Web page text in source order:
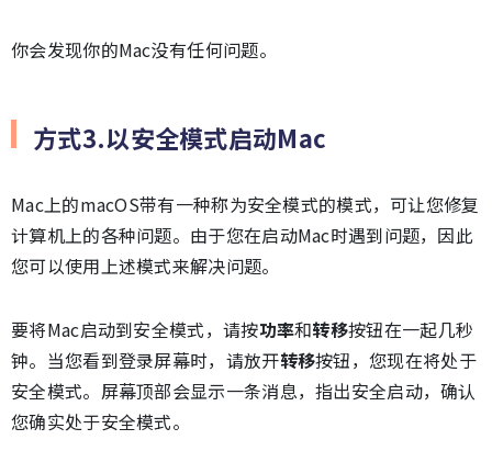
你会发现你的Mac没有任何问题。
方式3.以安全模式启动Mac
Mac上的macOS带有一种称为安全模式的模式，可让您修复
计算机上的各种问题。由于您在启动Mac时遇到问题，因此
您可以使用上述模式来解决问题。
要将Mac启动到安全模式，请按功率和转移按钮在一起几秒
钟。当您看到登录屏幕时，请放开转移按钮，您现在将处于
安全模式。屏幕顶部会显示一条消息，指出安全启动，确认
您确实处于安全模式。